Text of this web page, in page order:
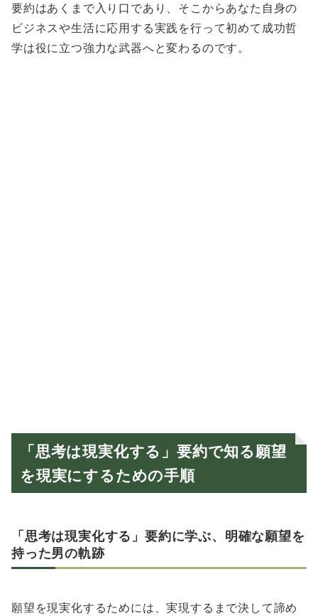
要約はあくまで入り口であり、そこからあなた自身の
ビジネスや生活に応用する実践を行って初めて成功哲
学は役に立つ強力な武器へと変わるのです。
「思考は現実化する」要約で知る願望
を現実にするための手順
「思考は現実化する」要約に学ぶ、明確な願望を
持った男の軌跡
願望を現実化するためには、実現するまで決して諦め